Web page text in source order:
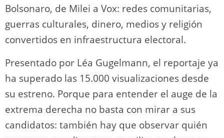
Bolsonaro, de Milei a Vox: redes comunitarias,
guerras culturales, dinero, medios y religión
convertidos en infraestructura electoral.
Presentado por Léa Gugelmann, el reportaje ya
ha superado las 15.000 visualizaciones desde
su estreno. Porque para entender el auge de la
extrema derecha no basta con mirar a sus
candidatos: también hay que observar quién